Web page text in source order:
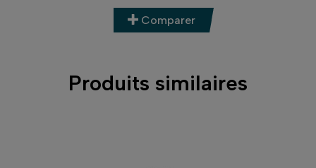
Comparer
Produits similaires